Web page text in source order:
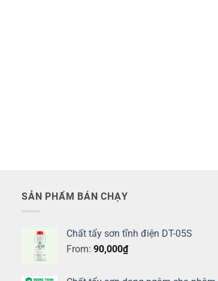
SẢN PHẨM BÁN CHẠY
Chất tẩy sơn tĩnh điện DT-05S
From: 90,000₫